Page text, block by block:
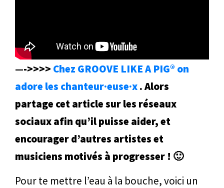
—->>>> Chez GROOVE LIKE A PIG® on
adore les chanteur·euse·x. Alors
partage cet article sur les réseaux
sociaux afin qu’il puisse aider, et
encourager d’autres artistes et
musiciens motivés à progresser ! 🙂
Pour te mettre l’eau à la bouche, voici un